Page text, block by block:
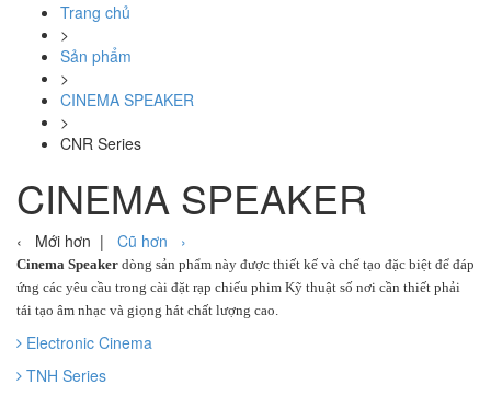
Trang chủ
>
Sản phẩm
>
CINEMA SPEAKER
>
CNR Series
CINEMA SPEAKER
‹ Mới hơn | Cũ hơn ›
Cinema Speaker dòng sản phẩm này được thiết kế và chế tạo đặc biệt để đáp
ứng các yêu cầu trong cài đặt rạp chiếu phim Kỹ thuật số nơi cần thiết phải
tái tạo âm nhạc và giọng hát chất lượng cao.
Electronic Cinema
TNH Series